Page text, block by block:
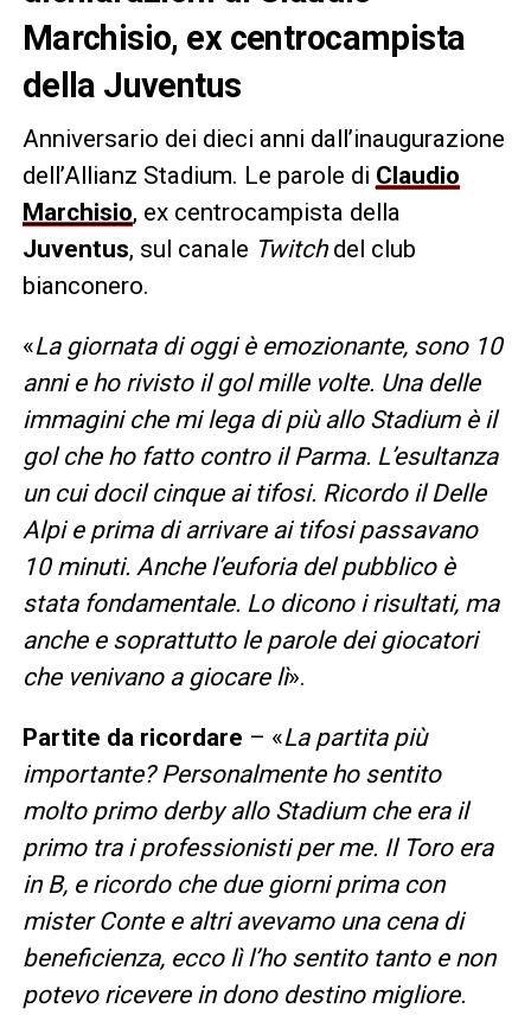
Marchisio, ex centrocampista
della Juventus
Anniversario dei dieci anni dall’inaugurazione
dell’Allianz Stadium. Le parole di Claudio
Marchisio, ex centrocampista della
Juventus, sul canale Twitchdel club
bianconero.
«La giornata di oggi è emozionante, sono 10
anni e ho rivisto il gol mille volte. Una delle
immagini che mi lega di più allo Stadium è il
gol che ho fatto contro il Parma. L’esultanza
un cui docil cinque ai tifosi. Ricordo il Delle
Alpi e prima di arrivare ai tifosi passavano
10 minuti. Anche l’euforia del pubblico è
stata fondamentale. Lo dicono i risultati, ma
anche e soprattutto le parole dei giocatori
che venivano a giocare lì».
Partite da ricordare – «La partita più
importante? Personalmente ho sentito
molto primo derby allo Stadium che era il
primo tra i professionisti per me. Il Toro era
in B, e ricordo che due giorni prima con
mister Conte e altri avevamo una cena di
beneficienza, ecco lì l’ho sentito tanto e non
potevo ricevere in dono destino migliore.